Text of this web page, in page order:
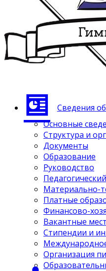
Сведения
Основные
Структура и
Документы
Образование
Руководство
Материально-
Платные
Финансово-
Вакантные
Стипендии и
Организация